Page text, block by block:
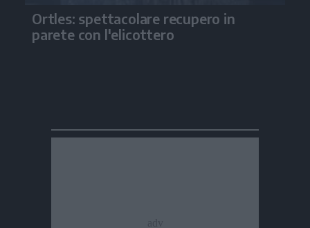
Ortles: spettacolare recupero in
parete con l'elicottero